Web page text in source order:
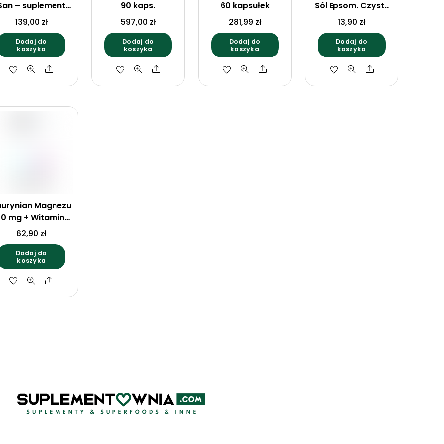
– suplement
diety 0,5 l
139,00 zł
Dodaj do
koszyka
Share
90 kaps.
597,00 zł
Dodaj do
koszyka
Share
60 kapsułek
281,99 zł
Dodaj do
koszyka
Share
Sól Epsom. Czysty
1kg
13,90 zł
Dodaj do
koszyka
Share
Magnezu
mg + Witamina
B6 (100 kaps)
Aliness
62,90 zł
Dodaj do
koszyka
Share